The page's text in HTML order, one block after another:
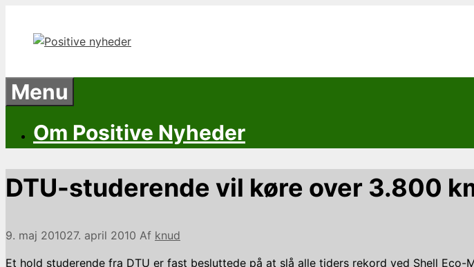
indhold
Menu
Om Positive Nyheder
DTU-studerende vil køre over 3.800
9. maj 201027. april 2010 Af knud
Et hold studerende fra DTU er fast besluttede på at slå alle tiders rekord ved Shell